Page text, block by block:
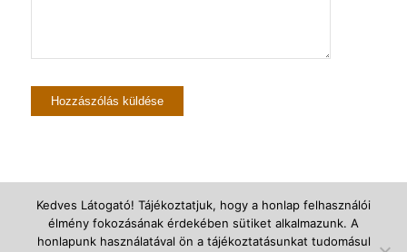
© Újszegedi Árpádházi Szent Erzsébet Plébánia - powered by Enfold
Kedves Látogató! Tájékoztatjuk, hogy a honlap felhasználói
élmény fokozásának érdekében sütiket alkalmazunk. A
honlapunk használatával ön a tájékoztatásunkat tudomásul